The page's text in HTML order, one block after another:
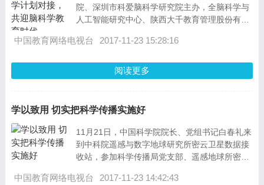
院、深圳市科爱脑科学研究院主办，全脑科学与
人工智能研究中心、陕西大千教育管理股份有限
中国教育网络电视台 2017-11-23 15:28:16
阅读更多
学以致用 切实把科学传播实施好
11月21日，中国科学院院长、党组书记白春礼来
到中科院遥感与数字地球研究所密云卫星数据接
收站，参加科学传播局党支部、遥感地球所密云
中国教育网络电视台 2017-11-23 14:42:43